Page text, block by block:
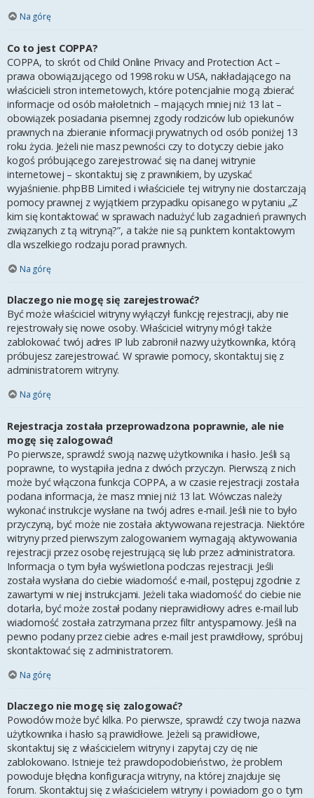
Na górę
Co to jest COPPA?
COPPA, to skrót od Child Online Privacy and Protection Act –
prawa obowiązującego od 1998 roku w USA, nakładającego na
właścicieli stron internetowych, które potencjalnie mogą zbierać
informacje od osób małoletnich – mających mniej niż 13 lat –
obowiązek posiadania pisemnej zgody rodziców lub opiekunów
prawnych na zbieranie informacji prywatnych od osób poniżej 13
roku życia. Jeżeli nie masz pewności czy to dotyczy ciebie jako
kogoś próbującego zarejestrować się na danej witrynie
internetowej – skontaktuj się z prawnikiem, by uzyskać
wyjaśnienie. phpBB Limited i właściciele tej witryny nie dostarczają
pomocy prawnej z wyjątkiem przypadku opisanego w pytaniu „Z
kim się kontaktować w sprawach nadużyć lub zagadnień prawnych
związanych z tą witryną?”, a także nie są punktem kontaktowym
dla wszelkiego rodzaju porad prawnych.
Na górę
Dlaczego nie mogę się zarejestrować?
Być może właściciel witryny wyłączył funkcję rejestracji, aby nie
rejestrowały się nowe osoby. Właściciel witryny mógł także
zablokować twój adres IP lub zabronił nazwy użytkownika, którą
próbujesz zarejestrować. W sprawie pomocy, skontaktuj się z
administratorem witryny.
Na górę
Rejestracja została przeprowadzona poprawnie, ale nie
mogę się zalogować!
Po pierwsze, sprawdź swoją nazwę użytkownika i hasło. Jeśli są
poprawne, to wystąpiła jedna z dwóch przyczyn. Pierwszą z nich
może być włączona funkcja COPPA, a w czasie rejestracji została
podana informacja, że masz mniej niż 13 lat. Wówczas należy
wykonać instrukcje wysłane na twój adres e-mail. Jeśli nie to było
przyczyną, być może nie została aktywowana rejestracja. Niektóre
witryny przed pierwszym zalogowaniem wymagają aktywowania
rejestracji przez osobę rejestrującą się lub przez administratora.
Informacja o tym była wyświetlona podczas rejestracji. Jeśli
została wysłana do ciebie wiadomość e-mail, postępuj zgodnie z
zawartymi w niej instrukcjami. Jeżeli taka wiadomość do ciebie nie
dotarła, być może został podany nieprawidłowy adres e-mail lub
wiadomość została zatrzymana przez filtr antyspamowy. Jeśli na
pewno podany przez ciebie adres e-mail jest prawidłowy, spróbuj
skontaktować się z administratorem.
Na górę
Dlaczego nie mogę się zalogować?
Powodów może być kilka. Po pierwsze, sprawdź czy twoja nazwa
użytkownika i hasło są prawidłowe. Jeżeli są prawidłowe,
skontaktuj się z właścicielem witryny i zapytaj czy cię nie
zablokowano. Istnieje też prawdopodobieństwo, że problem
powoduje błędna konfiguracja witryny, na której znajduje się
forum. Skontaktuj się z właścicielem witryny i powiadom go o tym